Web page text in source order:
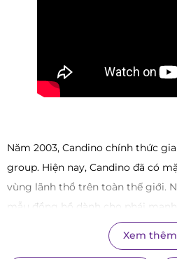
Năm 2003, Candino chính thức
group. Hiện nay, Candino đã có
vùng lãnh thổ trên toàn thế giới.
mẫu đồng hồ dành cho phái
cho ra những sản phẩm dành cho
phái đẹp, Candino đã không
Xem thêm